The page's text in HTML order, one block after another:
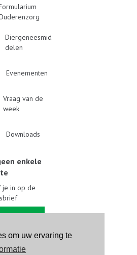
om uw ervaring te
Diergeneesmid
delen
Evenementen
Vraag van de
week
Downloads
enkele
je in op de
op sociale media